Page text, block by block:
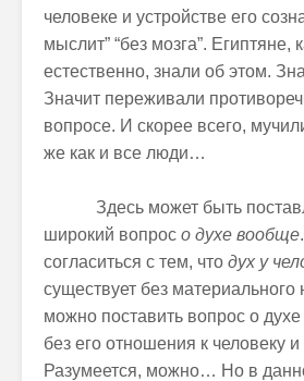
человеке и устройстве его
мыслит” “без мозга”. Египтяне,
естественно, знали об этом.
Значит переживали
вопросе. И скорее всего,
же как и все люди…
Здесь может быть
широкий вопрос о духе вообще
согласиться с тем, что дух у
существует без материального
можно поставить вопрос о
без его отношения к человеку
Разумеется, можно… Но в